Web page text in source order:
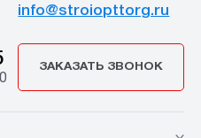
info@stroiopttorg.ru
ЗАКАЗАТЬ ЗВОНОК